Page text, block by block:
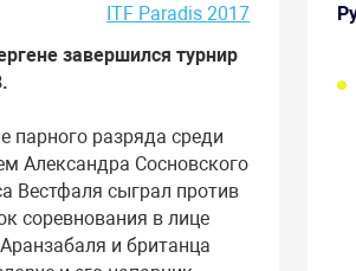
ITF Paradis 2017
завершился турнир
парного разряда среди
Александра Сосновского
Вестфаля сыграл против
соревнования в лице
и британца